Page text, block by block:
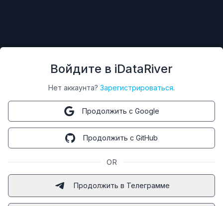
Войдите в iDataRiver
Нет аккаунта? Зарегистрироваться.
Продолжить с Google
Продолжить с GitHub
OR
Продолжить в Телеграмме